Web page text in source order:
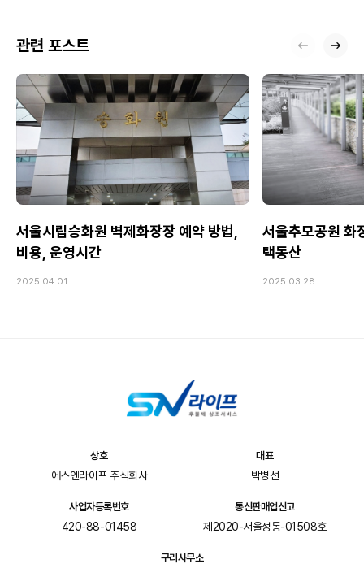
관련 포스트
서울시립승화원 벽제화장장 예약 방법,
비용, 운영시간
2025.04.01
서울추모공원 화
택동산
2025.03.28
상호
에스엔라이프 주식회사
대표
박병선
사업자등록번호
420-88-01458
통신판매업신고
제2020-서울성동-01508호
구리사무소